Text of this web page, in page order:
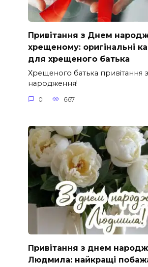
Привітання з Днем
хрещеному: оригінальні
для хрещеного батька
Хрещеного батька привітання
народження!
0 667
Привітання з днем
Людмила: найкращі